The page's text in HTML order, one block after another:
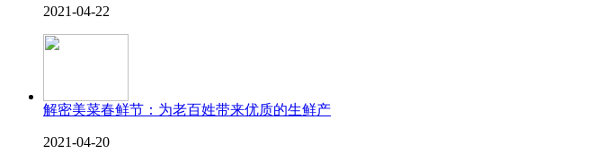
2021-04-22
解密美菜春鲜节：为老百姓带来优质的生鲜产
2021-04-20